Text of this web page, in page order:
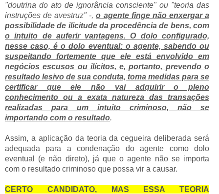
"doutrina do ato de ignorância consciente" ou "teoria das
instruções de avestruz" -,o agente finge não enxergar a
possibilidade de ilicitude da procedência de bens, com
o intuito de auferir vantagens. O dolo configurado,
nesse caso, é o dolo eventual: o agente, sabendo ou
suspeitando fortemente que ele está envolvido em
negócios escusos ou ilícitos, e, portanto, prevendo o
resultado lesivo de sua conduta, toma medidas para se
certificar que ele não vai adquirir o pleno
conhecimento ou a exata natureza das transações
realizadas para um intuito criminoso, não se
importando com o resultado.
Assim, a aplicação da teoria da cegueira deliberada será
adequada para a condenação do agente como dolo
eventual (e não direto), já que o agente não se importa
com o resultado criminoso que possa vir a causar.
CERTO CANDIDATO, MAS ESSA TEORIA